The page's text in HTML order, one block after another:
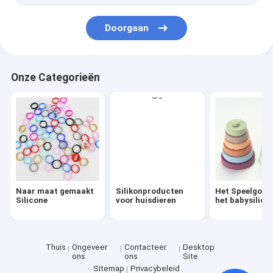
De Plaatsmat van het jonge geitjessilicone
De Reeks van het siliconekeukengerei
Gepersonaliseerde Siliconevormen
Doorgaan
Onze Categorieën
Naar maat gemaakt
Silicone
Silikonproducten
voor huisdieren
Het Speelgoed
het
Thuis
Ongeveer
ons
Contacteer
ons
Desktop
Site
Sitemap
Privacybeleid